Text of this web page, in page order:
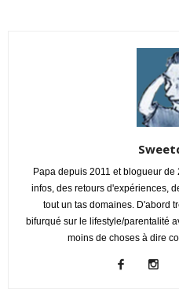
Papa depuis 2011 et blogueur
infos, des retours d'expériences,
tout un tas domaines. D'abord
bifurqué sur le lifestyle/parentalité
moins de choses à dire